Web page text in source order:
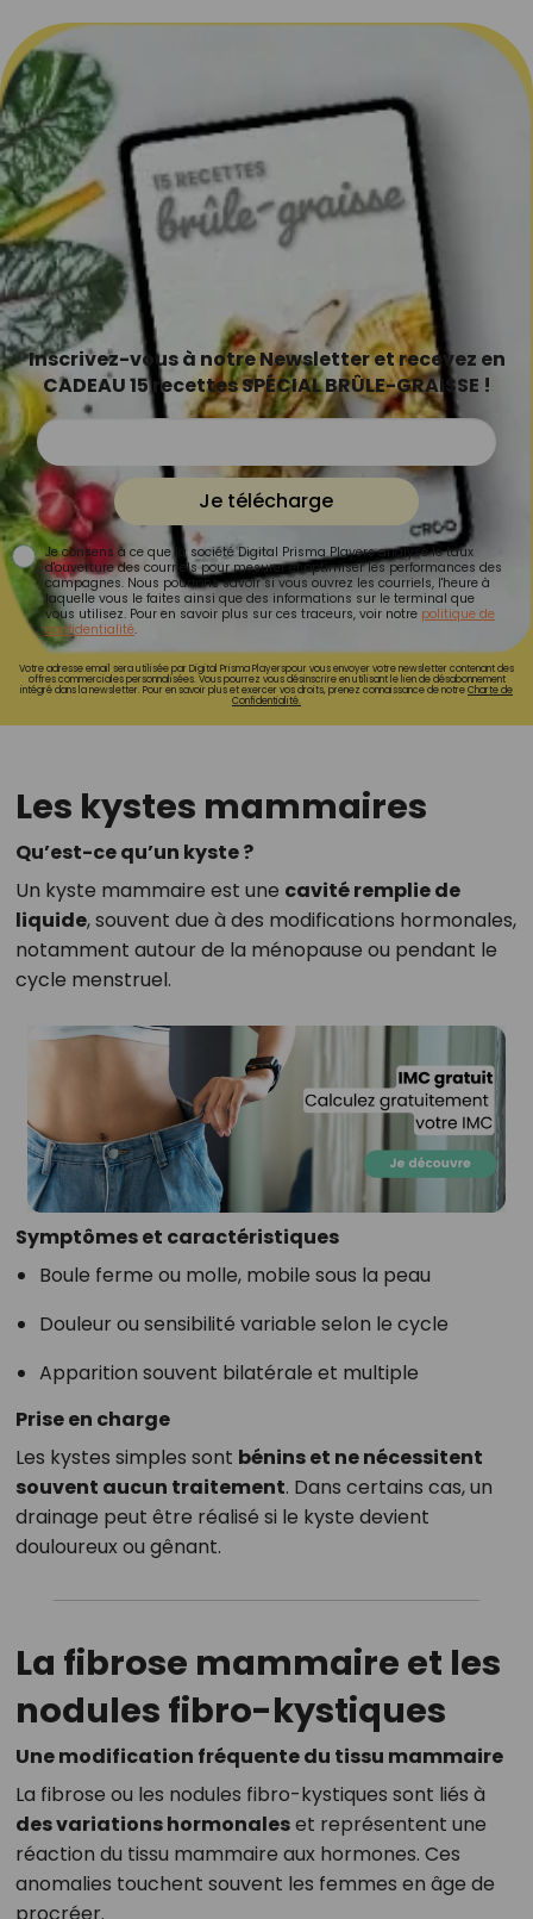
Inscrivez-vous à notre Newsletter et recevez en
CADEAU 15 recettes SPÉCIAL BRÛLE-GRAISSE !
Je télécharge
Je consens à ce que la société Digital Prisma Players analyse le taux
d'ouverture des courriels pour mesurer et optimiser les performances des
campagnes. Nous pourrons savoir si vous ouvrez les courriels, l'heure à
laquelle vous le faites ainsi que des informations sur le terminal que
vous utilisez. Pour en savoir plus sur ces traceurs, voir notre politique de
confidentialité.
Votre adresse email sera utilisée par Digital Prisma Playerspour vous envoyer votre newsletter contenant des
offres commerciales personnalisées. Vous pourrez vous désinscrire en utilisant le lien de désabonnement
intégré dans la newsletter. Pour en savoir plus et exercer vos droits, prenez connaissance de notreCharte de
Confidentialité.
Les kystes mammaires
Qu’est-ce qu’un kyste ?
Un kyste mammaire est une cavité remplie de
liquide, souvent due à des modifications hormonales,
notamment autour de la ménopause ou pendant le
cycle menstruel.
Symptômes et caractéristiques
Boule ferme ou molle, mobile sous la peau
Douleur ou sensibilité variable selon le cycle
Apparition souvent bilatérale et multiple
Prise en charge
Les kystes simples sont bénins et ne nécessitent
souvent aucun traitement. Dans certains cas, un
drainage peut être réalisé si le kyste devient
douloureux ou gênant.
La fibrose mammaire et les
nodules fibro-kystiques
Une modification fréquente du tissu mammaire
La fibrose ou les nodules fibro-kystiques sont liés à
des variations hormonaleset représentent une
réaction du tissu mammaire aux hormones. Ces
anomalies touchent souvent les femmes en âge de